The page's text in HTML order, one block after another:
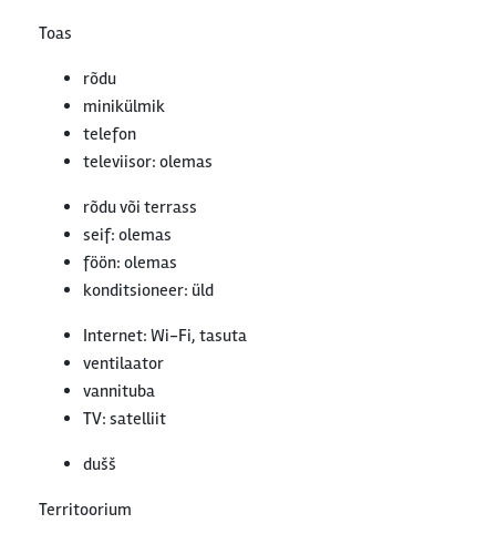
Toas
rõdu
minikülmik
telefon
televiisor: olemas
rõdu või terrass
seif: olemas
föön: olemas
konditsioneer: üld
Internet: Wi-Fi, tasuta
ventilaator
vannituba
TV: satelliit
dušš
Territoorium